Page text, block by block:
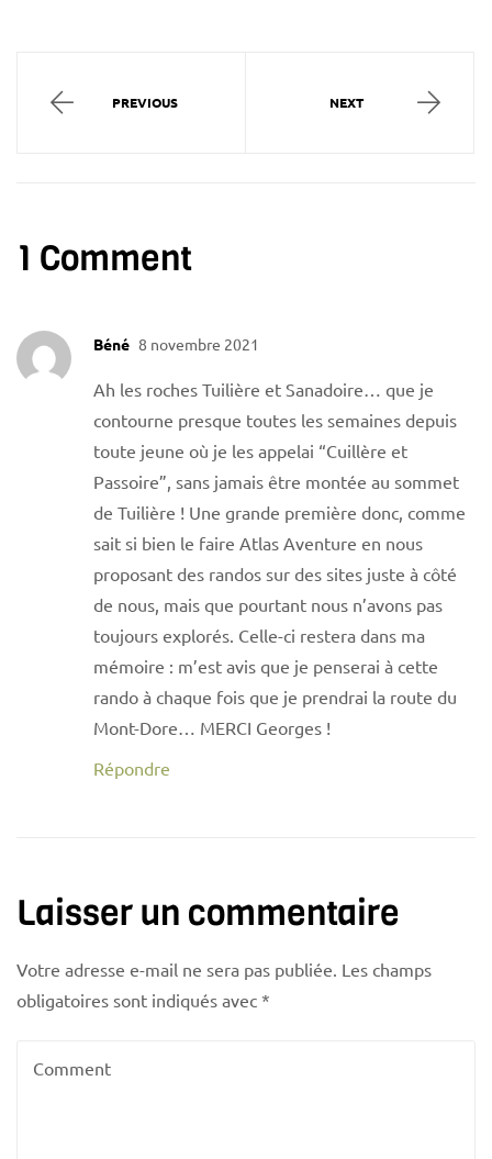
PREVIOUS NEXT
1 Comment
Béné 8 novembre 2021
Ah les roches Tuilière et Sanadoire… que je
contourne presque toutes les semaines depuis
toute jeune où je les appelai “Cuillère et
Passoire”, sans jamais être montée au sommet
de Tuilière ! Une grande première donc, comme
sait si bien le faire Atlas Aventure en nous
proposant des randos sur des sites juste à côté
de nous, mais que pourtant nous n’avons pas
toujours explorés. Celle-ci restera dans ma
mémoire : m’est avis que je penserai à cette
rando à chaque fois que je prendrai la route du
Mont-Dore… MERCI Georges !
Répondre
Laisser un commentaire
Votre adresse e-mail ne sera pas publiée. Les champs
obligatoires sont indiqués avec *